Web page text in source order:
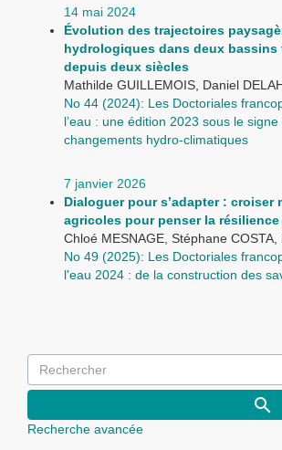
14 mai 2024
Évolution des trajectoires
hydrologiques dans deux
depuis deux siècles
Mathilde GUILLEMOIS, Daniel
No 44 (2024): Les Doctoriales
l’eau : une édition 2023 sous le
changements hydro-climatiques
7 janvier 2026
Dialoguer pour s’adapter : croiser
agricoles pour penser la
Chloé MESNAGE, Stéphane COSTA,
No 49 (2025): Les Doctoriales
l'eau 2024 : de la construction des
Recherche avancée